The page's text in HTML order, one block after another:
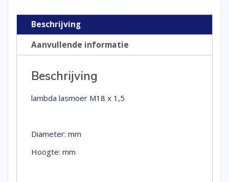
Beschrijving
Aanvullende informatie
Beschrijving
lambda lasmoer M18 x 1,5
Diameter: mm
Hoogte: mm